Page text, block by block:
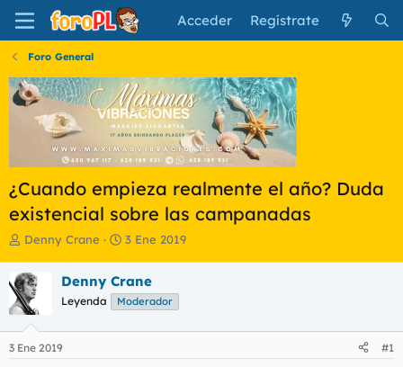
Acceder Regístrate
Foro General
¿Cuando empieza realmente el año? Duda
existencial sobre las campanadas
I
i
c
i
a
d
o
Denny Crane
F
h
a
e
3 Ene 2019
Denny Crane
Leyenda Moderador
3 Ene 2019 #1